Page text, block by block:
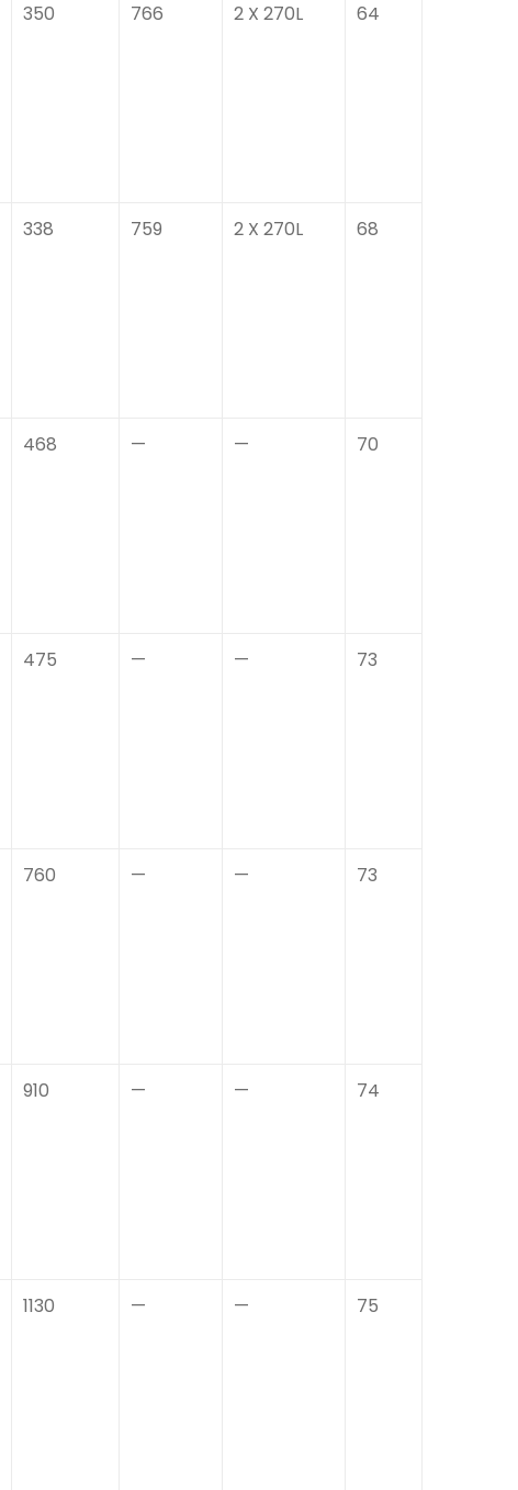
350 766 2 X 270L 64
338 759 2 X 270L 68
468 — — 70
475 — — 73
760 — — 73
910 — — 74
1130 — — 75